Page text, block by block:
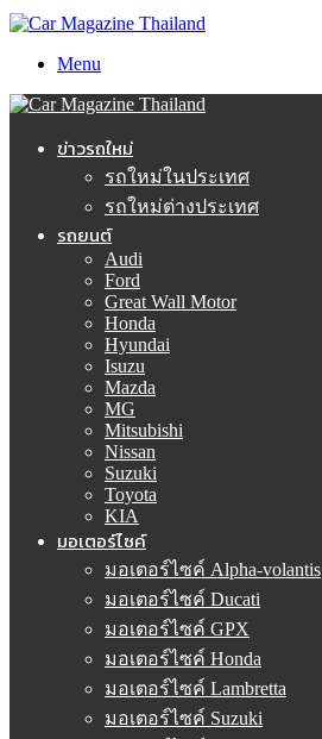
Menu
ข่าวรถใหม่
รถใหม่ในประเทศ
รถใหม่ต่างประเทศ
รถยนต์
Audi
Ford
Great Wall Motor
Honda
Hyundai
Isuzu
Mazda
MG
Mitsubishi
Nissan
Suzuki
Toyota
KIA
มอเตอร์ไซค์
มอเตอร์ไซค์ Alpha-volantis
มอเตอร์ไซค์ Ducati
มอเตอร์ไซค์ GPX
มอเตอร์ไซค์ Honda
มอเตอร์ไซค์ Lambretta
มอเตอร์ไซค์ Suzuki